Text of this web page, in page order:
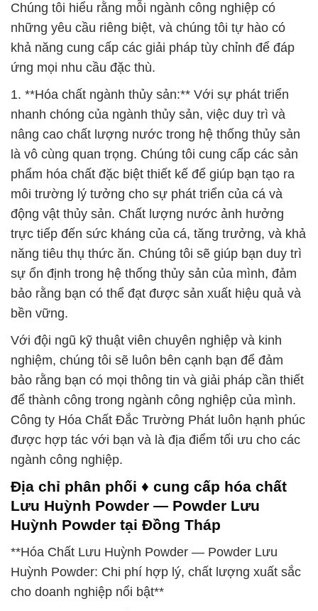
Chúng tôi hiểu rằng mỗi ngành công nghiệp có
những yêu cầu riêng biệt, và chúng tôi tự hào có
khả năng cung cấp các giải pháp tùy chỉnh để đáp
ứng mọi nhu cầu đặc thù.
1. **Hóa chất ngành thủy sản:** Với sự phát triển
nhanh chóng của ngành thủy sản, việc duy trì và
nâng cao chất lượng nước trong hệ thống thủy sản
là vô cùng quan trọng. Chúng tôi cung cấp các sản
phẩm hóa chất đặc biệt thiết kế để giúp bạn tạo ra
môi trường lý tưởng cho sự phát triển của cá và
động vật thủy sản. Chất lượng nước ảnh hưởng
trực tiếp đến sức kháng của cá, tăng trưởng, và khả
năng tiêu thụ thức ăn. Chúng tôi sẽ giúp bạn duy trì
sự ổn định trong hệ thống thủy sản của mình, đảm
bảo rằng bạn có thể đạt được sản xuất hiệu quả và
bền vững.
Với đội ngũ kỹ thuật viên chuyên nghiệp và kinh
nghiệm, chúng tôi sẽ luôn bên cạnh bạn để đảm
bảo rằng bạn có mọi thông tin và giải pháp cần thiết
để thành công trong ngành công nghiệp của mình.
Công ty Hóa Chất Đắc Trường Phát luôn hạnh phúc
được hợp tác với bạn và là địa điểm tối ưu cho các
ngành công nghiệp.
Địa chỉ phân phối ♦ cung cấp hóa chất
Lưu Huỳnh Powder — Powder Lưu
Huỳnh Powder tại Đồng Tháp
**Hóa Chất Lưu Huỳnh Powder — Powder Lưu
Huỳnh Powder: Chi phí hợp lý, chất lượng xuất sắc
cho doanh nghiệp nổi bật**